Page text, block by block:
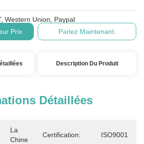
Western Union, Paypal
Prix
Parlez Maintenant.
Description Du Produit
Détaillées
La
Chine
Certification: ISO9001